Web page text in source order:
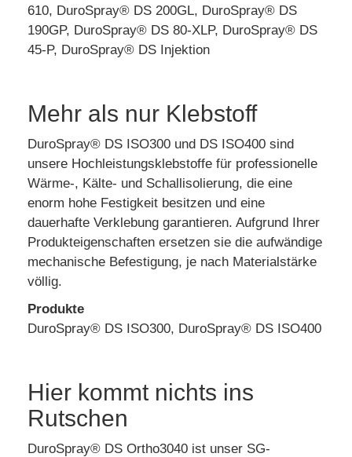
610, DuroSpray® DS 200GL, DuroSpray® DS
190GP, DuroSpray® DS 80-XLP, DuroSpray® DS
45-P, DuroSpray® DS Injektion
Mehr als nur Klebstoff
DuroSpray® DS ISO300 und DS ISO400 sind
unsere Hochleistungsklebstoffe für professionelle
Wärme-, Kälte- und Schallisolierung, die eine
enorm hohe Festigkeit besitzen und eine
dauerhafte Verklebung garantieren. Aufgrund Ihrer
Produkteigenschaften ersetzen sie die aufwändige
mechanische Befestigung, je nach Materialstärke
völlig.
Produkte
DuroSpray® DS ISO300, DuroSpray® DS ISO400
Hier kommt nichts ins
Rutschen
DuroSpray® DS Ortho3040 ist unser SG-